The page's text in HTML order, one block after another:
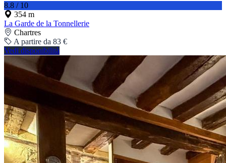
8.8 / 10
354 m
La Garde de la Tonnellerie
Chartres
A partire da 83 €
Vedi disponibilità